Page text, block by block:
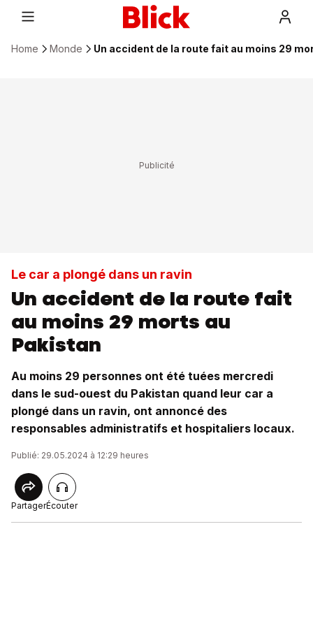
Home Monde Un accident de la route fait au moins 29
Le car a plongé dans un ravin
Un accident de la route fait
au moins 29 morts au
Pakistan
Au moins 29 personnes ont été tuées mercredi
dans le sud-ouest du Pakistan quand leur car a
plongé dans un ravin, ont annoncé des
responsables administratifs et hospitaliers locaux.
Publié: 29.05.2024 à 12:29 heures
PartagerÉcouter